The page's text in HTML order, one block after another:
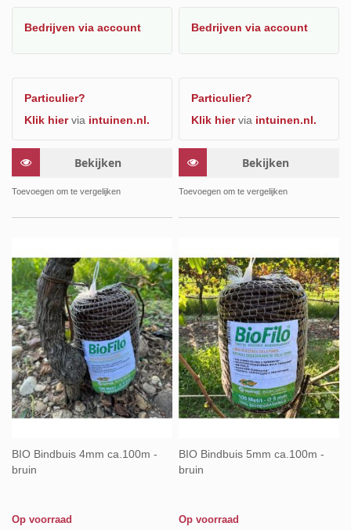
Bedrijven via account
Particulier?
Klik hiervia intuinen.nl.
Bekijken
Toevoegen om te vergelijken
Bedrijvenvia account
Particulier?
Klik hiervia intuinen.nl.
Bekijken
Toevoegen om te vergelijken
BIO Bindbuis 4mm ca.100m -
bruin
Op voorraad
BIO Bindbuis 5mm ca.100m -
bruin
Op voorraad